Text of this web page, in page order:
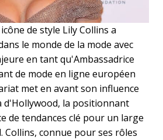
de style Lily Collins a
le monde de la mode avec
en tant qu'Ambassadrice
de mode en ligne européen
met en avant son influence
d'Hollywood, la positionnant
de tendances clé pour un large
connue pour ses rôles